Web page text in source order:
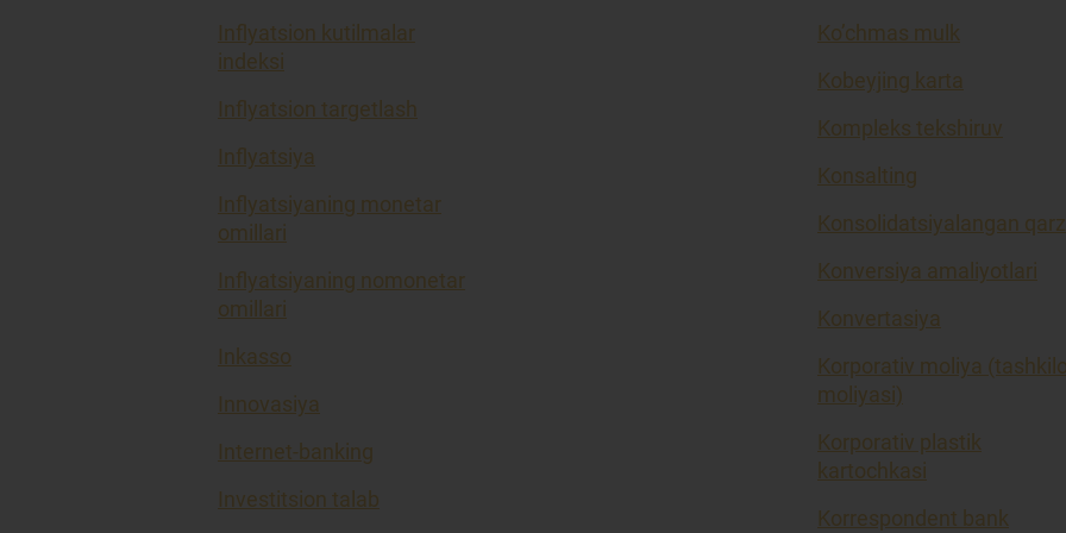
Inflyatsion kutilmalar
indeksi
Inflyatsion targetlash
Inflyatsiya
Inflyatsiyaning monetar
omillari
Inflyatsiyaning nomonetar
omillari
Inkasso
Innovasiya
Internet-banking
Investitsion talab
Ko’chmas mulk
Kobeyjing karta
Kompleks tekshiruv
Konsalting
Konsolidatsiyalangan qarz
Konversiya amaliyotlari
Konvertasiya
Korporativ moliya
moliyasi)
Korporativ plastik
kartochkasi
Korrespondent bank